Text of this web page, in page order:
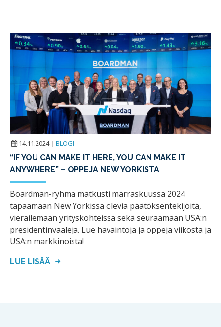
14.11.2024 | BLOGI
“IF YOU CAN MAKE IT HERE, YOU CAN MAKE IT
ANYWHERE” – OPPEJA NEW YORKISTA
Boardman-ryhmä matkusti marraskuussa 2024
tapaamaan New Yorkissa olevia päätöksentekijöitä,
vierailemaan yrityskohteissa sekä seuraamaan USA:n
presidentinvaaleja. Lue havaintoja ja oppeja viikosta ja
USA:n markkinoista!
LUE LISÄÄ